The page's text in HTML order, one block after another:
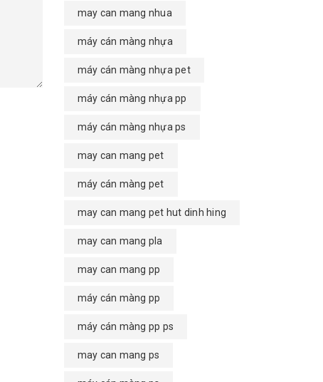
may can mang nhua
máy cán màng nhựa
máy cán màng nhựa pet
máy cán màng nhựa pp
máy cán màng nhựa ps
may can mang pet
máy cán màng pet
may can mang pet hut dinh hing
may can mang pla
may can mang pp
máy cán màng pp
máy cán màng pp ps
may can mang ps